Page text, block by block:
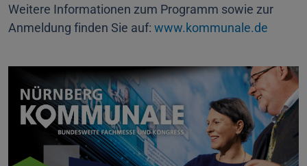
Weitere Informationen zum Programm sowie zur
Anmeldung finden Sie auf: www.kommunale.de